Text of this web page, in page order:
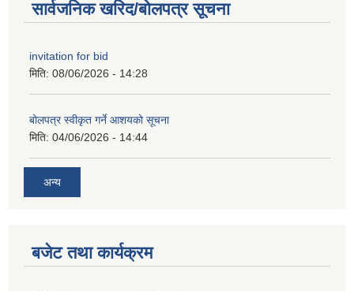
सार्वजनिक खरिद/बोलपत्र सूचना
invitation for bid
मिति: 08/06/2026 - 14:28
बोलपत्र स्वीकृत गर्ने आशयको सूचना
मिति: 04/06/2026 - 14:44
अन्य
बजेट तथा कार्यक्रम